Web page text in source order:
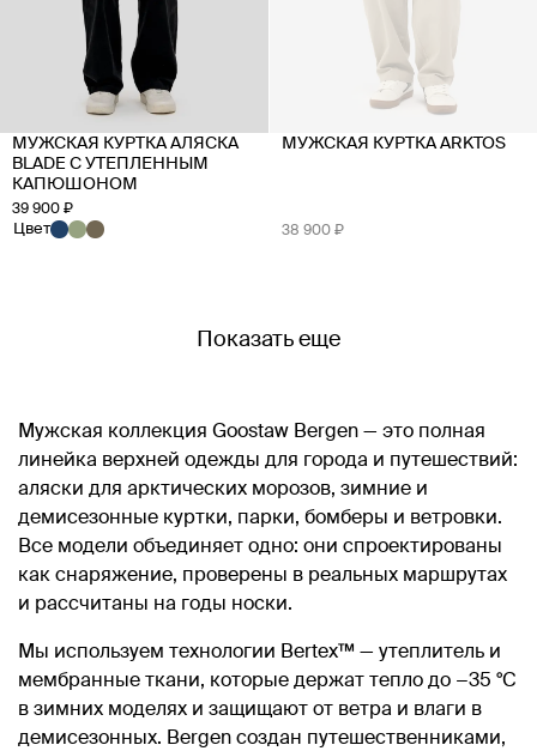
МУЖСКАЯ КУРТКА АЛЯСКА
BLADE С УТЕПЛЕННЫМ
КАПЮШОНОМ
39 900 ₽
Цвет
МУЖСКАЯ КУРТКА ARKTOS
38 900 ₽
Показать еще
Мужская коллекция Goostaw Bergen — это полная
линейка верхней одежды для города и путешествий:
аляски для арктических морозов, зимние и
демисезонные куртки, парки, бомберы и ветровки.
Все модели объединяет одно: они спроектированы
как снаряжение, проверены в реальных маршрутах
и рассчитаны на годы носки.
Мы используем технологии Bertex™ — утеплитель и
мембранные ткани, которые держат тепло до −35 °C
в зимних моделях и защищают от ветра и влаги в
демисезонных. Bergen создан путешественниками,